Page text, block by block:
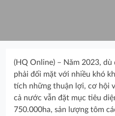
(HQ Online) – Năm 2023,
phải đối mặt với nhiều khó
tích những thuận lợi, cơ hội
cả nước vẫn đặt mục tiêu
750.000ha, sản lượng tôm